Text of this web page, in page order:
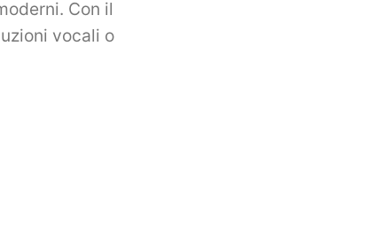
Con il
vocali o